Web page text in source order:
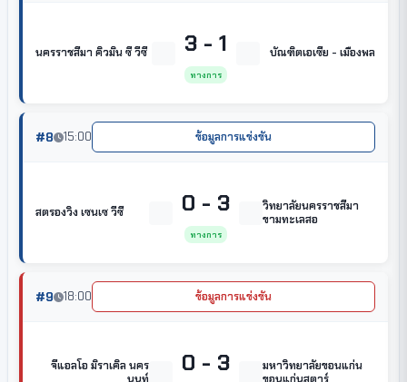
นครราชสีมา คิวมิน ซี วีซี 3 - 1
ทางการ
บัณฑิตเอเซีย - เมืองพล
#8 15:00 ข้อมูลการแข่งขัน
สตรองวิง เซนเซ วีซี 0 - 3
ทางการ
วิทยาลัยนครราชสีมา
ขามทะเลสอ
#9 18:00 ข้อมูลการแข่งขัน
จีแอลโอ มิราเคิล นคร
นนท์
0 - 3
มหาวิทยาลัยขอนแก่น
ขอนแก่นสตาร์